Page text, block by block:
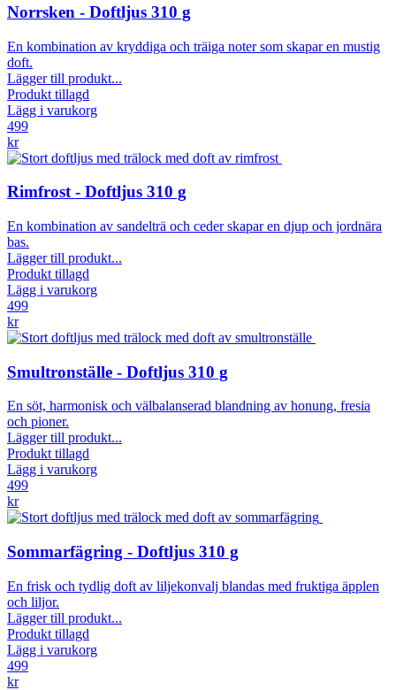
Norrsken - Doftljus 310 g
En kombination av kryddiga och träiga noter som skapar en mustig
doft.
Lägger till produkt...
Produkt tillagd
Lägg i varukorg
499
kr
Rimfrost - Doftljus 310 g
En kombination av sandelträ och ceder skapar en djup och jordnära
bas.
Lägger till produkt...
Produkt tillagd
Lägg i varukorg
499
kr
Smultronställe - Doftljus 310 g
En söt, harmonisk och välbalanserad blandning av honung, fresia
och pioner.
Lägger till produkt...
Produkt tillagd
Lägg i varukorg
499
kr
Sommarfägring - Doftljus 310 g
En frisk och tydlig doft av liljekonvalj blandas med fruktiga äpplen
och liljor.
Lägger till produkt...
Produkt tillagd
Lägg i varukorg
499
kr